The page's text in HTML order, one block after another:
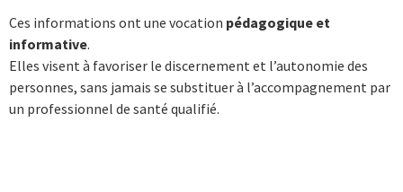
Ces informations ont une vocation pédagogique et
informative.
Elles visent à favoriser le discernement et l’autonomie des
personnes, sans jamais se substituer à l’accompagnement par
un professionnel de santé qualifié.